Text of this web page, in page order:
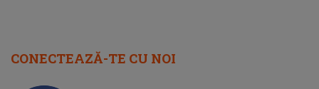
CONECTEAZĂ-TE CU NOI